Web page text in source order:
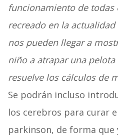
funcionamiento de todas
recreado en la
nos pueden llegar a
niño a atrapar una
resuelve los cálculos de
Se podrán incluso
los cerebros para curar
parkinson, de forma